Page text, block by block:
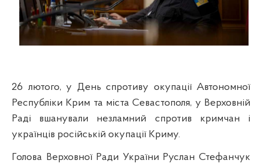
26 лютого, у День спротиву окупації Автономної
Республіки Крим та міста Севастополя, у Верховній
Раді вшанували незламний спротив кримчан і
українців російській окупації Криму.
Голова Верховної Ради України Руслан Стефанчук